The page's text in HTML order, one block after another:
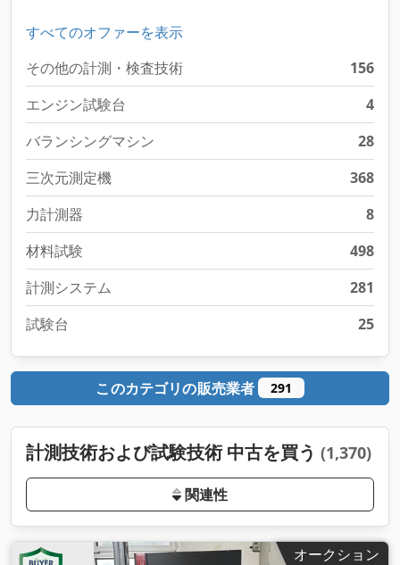
すべてのオファーを表示
その他の計測・検査技術
156
エンジン試験台
4
バランシングマシン
28
三次元測定機
368
力計測器
8
材料試験
498
計測システム
281
試験台
25
このカテゴリの販売業者 291
計測技術および試験技術 中古を買う (1,370)
関連性
オークション